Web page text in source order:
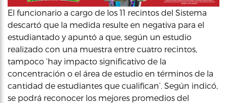
El funcionario a cargo de los 11 recintos del Sistema
descartó que la medida resulte en negativa para el
estudiantado y apuntó a que, según un estudio
realizado con una muestra entre cuatro recintos,
tampoco ‘hay impacto significativo de la
concentración o el área de estudio en términos de la
cantidad de estudiantes que cualifican’. Según indicó,
se podrá reconocer los mejores promedios del